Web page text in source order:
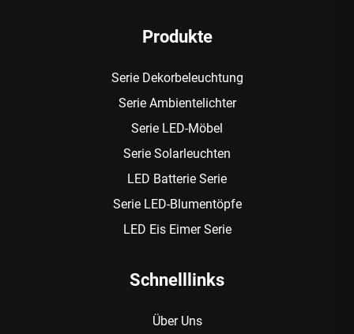
Produkte
Serie Dekorbeleuchtung
Serie Ambientelichter
Serie LED-Möbel
Serie Solarleuchten
LED Batterie Serie
Serie LED-Blumentöpfe
LED Eis Eimer Serie
Schnelllinks
Über Uns